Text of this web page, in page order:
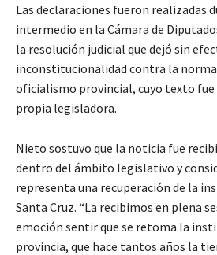
Las declaraciones fueron realizadas
intermedio en la Cámara de
la resolución judicial que dejó sin
inconstitucionalidad contra la
oficialismo provincial, cuyo texto fue
propia legisladora.
Nieto sostuvo que la noticia fue
dentro del ámbito legislativo y
representa una recuperación de la
Santa Cruz. “La recibimos en plena
emoción sentir que se retoma la
provincia, que hace tantos años la